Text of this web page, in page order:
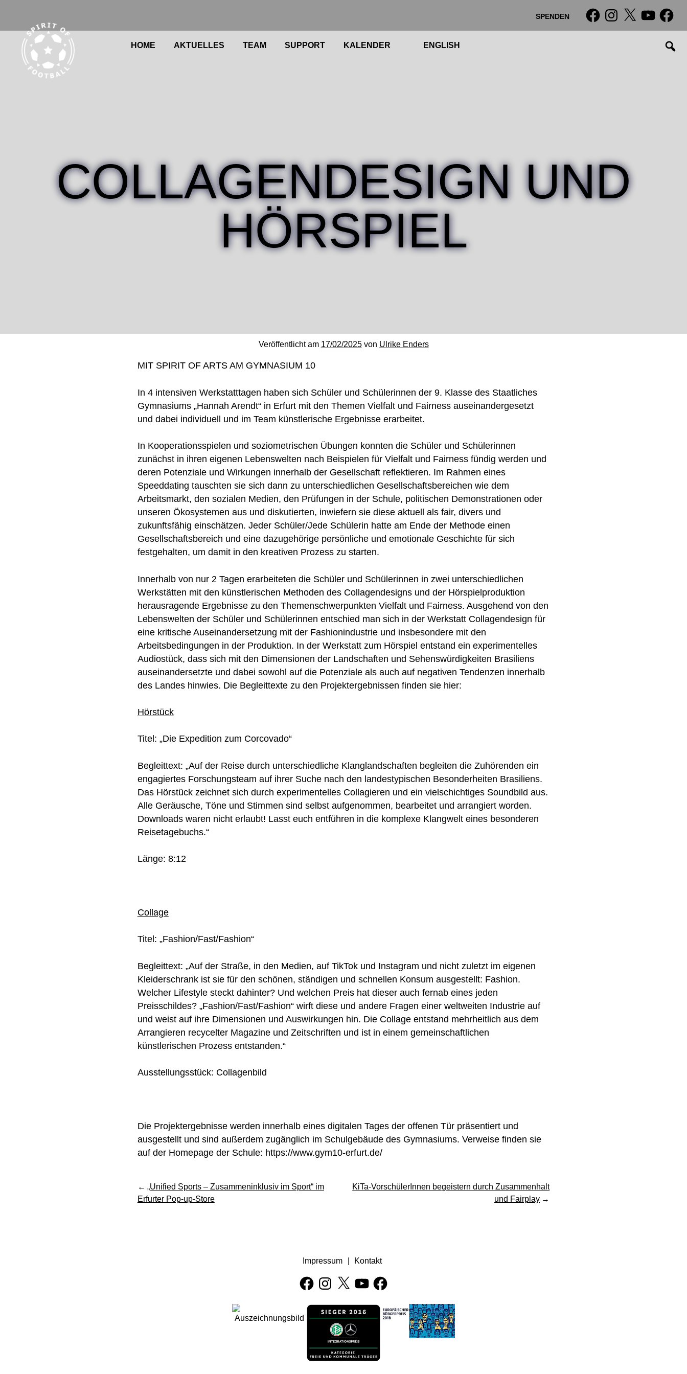
springen
Suche
HOME AKTUELLES TEAM SUPPORT KALENDER ENGLISH
FacebookInstagram
X YouTube
SPENDEN
COLLAGENDESIGN UND
HÖRSPIEL
Veröffentlicht am 17/02/2025von Ulrike Enders
MIT SPIRIT OF ARTS AM GYMNASIUM 10
In 4 intensiven Werkstatttagen haben sich Schüler und Schülerinnen der 9. Klasse des Staatliches
Gymnasiums „Hannah Arendt“ in Erfurt mit den Themen Vielfalt und Fairness auseinandergesetzt
und dabei individuell und im Team künstlerische Ergebnisse erarbeitet.
In Kooperationsspielen und soziometrischen Übungen konnten die Schüler und Schülerinnen
zunächst in ihren eigenen Lebenswelten nach Beispielen für Vielfalt und Fairness fündig werden und
deren Potenziale und Wirkungen innerhalb der Gesellschaft reflektieren. Im Rahmen eines
Speeddating tauschten sie sich dann zu unterschiedlichen Gesellschaftsbereichen wie dem
Arbeitsmarkt, den sozialen Medien, den Prüfungen in der Schule, politischen Demonstrationen oder
unseren Ökosystemen aus und diskutierten, inwiefern sie diese aktuell als fair, divers und
zukunftsfähig einschätzen. Jeder Schüler/Jede Schülerin hatte am Ende der Methode einen
Gesellschaftsbereich und eine dazugehörige persönliche und emotionale Geschichte für sich
festgehalten, um damit in den kreativen Prozess zu starten.
Innerhalb von nur 2 Tagen erarbeiteten die Schüler und Schülerinnen in zwei unterschiedlichen
Werkstätten mit den künstlerischen Methoden des Collagendesigns und der Hörspielproduktion
herausragende Ergebnisse zu den Themenschwerpunkten Vielfalt und Fairness. Ausgehend von den
Lebenswelten der Schüler und Schülerinnen entschied man sich in der Werkstatt Collagendesign für
eine kritische Auseinandersetzung mit der Fashionindustrie und insbesondere mit den
Arbeitsbedingungen in der Produktion. In der Werkstatt zum Hörspiel entstand ein experimentelles
Audiostück, dass sich mit den Dimensionen der Landschaften und Sehenswürdigkeiten Brasiliens
auseinandersetzte und dabei sowohl auf die Potenziale als auch auf negativen Tendenzen innerhalb
des Landes hinwies. Die Begleittexte zu den Projektergebnissen finden sie hier:
Hörstück
Titel: „Die Expedition zum Corcovado“
Begleittext: „Auf der Reise durch unterschiedliche Klanglandschaften begleiten die Zuhörenden ein
engagiertes Forschungsteam auf ihrer Suche nach den landestypischen Besonderheiten Brasiliens.
Das Hörstück zeichnet sich durch experimentelles Collagieren und ein vielschichtiges Soundbild aus.
Alle Geräusche, Töne und Stimmen sind selbst aufgenommen, bearbeitet und arrangiert worden.
Downloads waren nicht erlaubt! Lasst euch entführen in die komplexe Klangwelt eines besonderen
Reisetagebuchs.“
Länge: 8:12
Collage
Titel: „Fashion/Fast/Fashion“
Begleittext: „Auf der Straße, in den Medien, auf TikTok und Instagram und nicht zuletzt im eigenen
Kleiderschrank ist sie für den schönen, ständigen und schnellen Konsum ausgestellt: Fashion.
Welcher Lifestyle steckt dahinter? Und welchen Preis hat dieser auch fernab eines jeden
Preisschildes? „Fashion/Fast/Fashion“ wirft diese und andere Fragen einer weltweiten Industrie auf
und weist auf ihre Dimensionen und Auswirkungen hin. Die Collage entstand mehrheitlich aus dem
Arrangieren recycelter Magazine und Zeitschriften und ist in einem gemeinschaftlichen
künstlerischen Prozess entstanden.“
Ausstellungsstück: Collagenbild
Die Projektergebnisse werden innerhalb eines digitalen Tages der offenen Tür präsentiert und
ausgestellt und sind außerdem zugänglich im Schulgebäude des Gymnasiums. Verweise finden sie
auf der Homepage der Schule: https://www.gym10-erfurt.de/
„Unified Sports – Zusammeninklusiv im Sport“ im
Erfurter Pop-up-Store
KiTa-VorschülerInnen begeistern durch Zusammenhalt
und Fairplay
Impressum Kontakt
FacebookInstagram
X YouTubeFacebook
AUSZEICHNUNGEN